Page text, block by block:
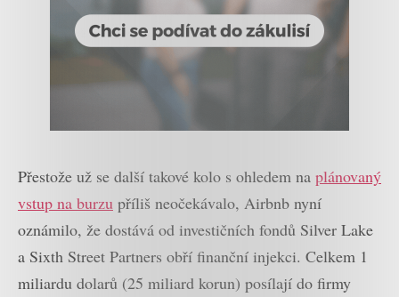
Přestože už se další takové kolo s ohledem na plánovaný
vstup na burzu příliš neočekávalo, Airbnb nyní
oznámilo, že dostává od investičních fondů Silver Lake
a Sixth Street Partners obří finanční injekci. Celkem 1
miliardu dolarů (25 miliard korun) posílají do firmy